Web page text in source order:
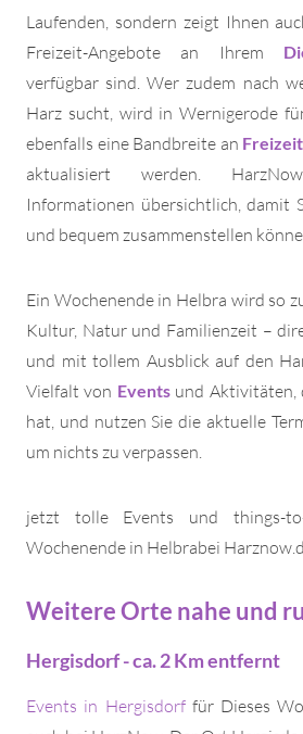
Laufenden, sondern zeigt Ihnen
Freizeit-Angebote an Ihrem
verfügbar sind. Wer zudem nach
Harz sucht, wird in Wernigerode
ebenfalls eine Bandbreite an Freizeit
aktualisiert werden.
Informationen übersichtlich, damit
und bequem zusammenstellen
Ein Wochenende in Helbra wird so
Kultur, Natur und Familienzeit –
und mit tollem Ausblick auf den
Vielfalt von Eventsund Aktivitäten,
hat, und nutzen Sie die aktuelle
um nichts zu verpassen.
jetzt tolle Events und things-
Wochenende in Helbrabei
Weitere Orte nahe und
Hergisdorf - ca. 2 Km entfernt
Events in Hergisdorffür Dieses